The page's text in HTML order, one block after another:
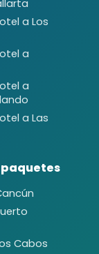
a Los
a
a
a Las
paquetes
Cabos